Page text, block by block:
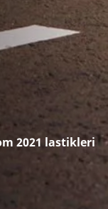
2021 lastikleri